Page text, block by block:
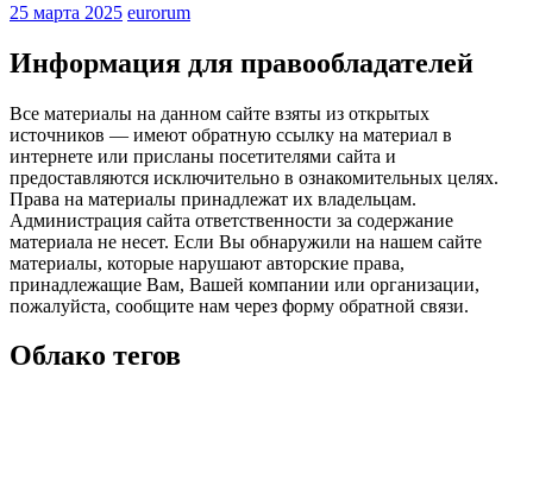
25 марта 2025 eurorum
Информация для правообладателей
Все материалы на данном сайте взяты из открытых
источников — имеют обратную ссылку на материал в
интернете или присланы посетителями сайта и
предоставляются исключительно в ознакомительных целях.
Права на материалы принадлежат их владельцам.
Администрация сайта ответственности за содержание
материала не несет. Если Вы обнаружили на нашем сайте
материалы, которые нарушают авторские права,
принадлежащие Вам, Вашей компании или организации,
пожалуйста, сообщите нам через форму обратной связи.
Облако тегов